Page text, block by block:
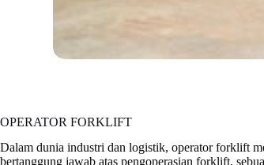
OPERATOR FORKLIFT
Dalam dunia industri dan logistik, operator forklift
bertanggung jawab atas pengoperasian forklift,